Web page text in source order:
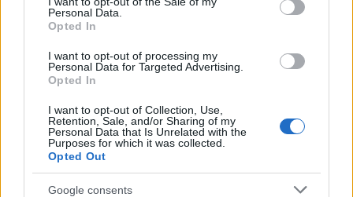
Personal Data.
Opted In
I want to opt-out of processing my
Personal Data for Targeted Advertising.
Opted In
I want to opt-out of Collection, Use,
Retention, Sale, and/or Sharing of my
Personal Data that Is Unrelated with the
Purposes for which it was collected.
Opted Out
Google consents
posizionarsi come leader nel loro settore,
sostenibilità offre.
AUTORE
Staff